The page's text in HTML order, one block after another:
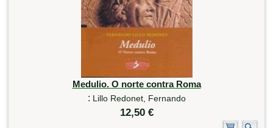
Medulio. O norte contra Roma
: Lillo Redonet, Fernando
12,50 €